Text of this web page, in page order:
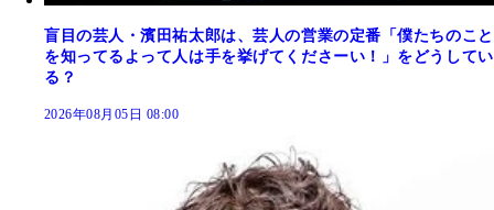
盲目の芸人・濱田祐太郎は、芸人の営業の定番「僕たちのこと
を知ってるよって人は手を挙げてくださーい！」をどうしてい
る？
2026年08月05日 08:00